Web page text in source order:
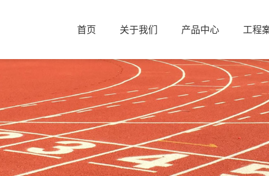
首页 关于我们 产品中心 工程